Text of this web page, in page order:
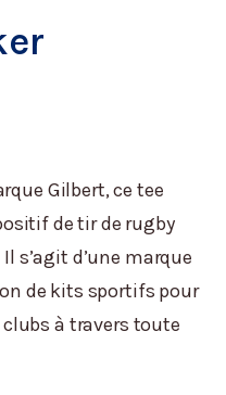
Gilbert, ce tee
de tir de rugby
s’agit d’une marque
de kits sportifs pour
à travers toute